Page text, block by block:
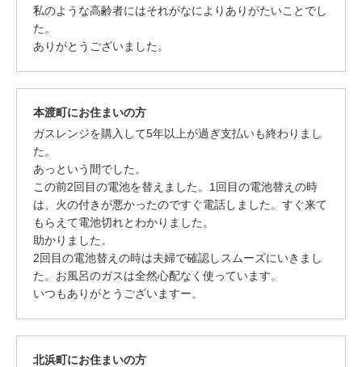
私のような高齢者にはそれがなによりありがたいことでし
た。
ありがとうございました。
本渡町にお住まいの方
ガスレンジを購入して5年以上が過ぎ支払いも終わりまし
た。
あっという間でした。
この前2回目の電池を替えました。1回目の電池替えの時
は、火の付きが悪かったのですぐ電話しました。すぐ来て
もらえて電池切れとわかりました。
助かりました。
2回目の電池替えの時は夫婦で確認しスムーズにいきまし
た。お風呂のガスは全然心配なく使っています。
いつもありがとうございますー。
北浜町にお住まいの方